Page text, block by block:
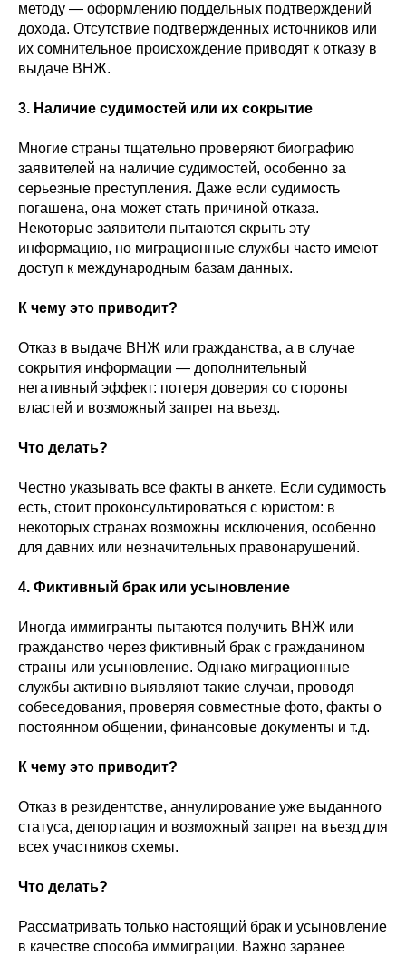
методу — оформлению поддельных подтверждений
дохода. Отсутствие подтвержденных источников или
их сомнительное происхождение приводят к отказу в
выдаче ВНЖ.
3. Наличие судимостей или их сокрытие
Многие страны тщательно проверяют биографию
заявителей на наличие судимостей, особенно за
серьезные преступления. Даже если судимость
погашена, она может стать причиной отказа.
Некоторые заявители пытаются скрыть эту
информацию, но миграционные службы часто имеют
доступ к международным базам данных.
К чему это приводит?
Отказ в выдаче ВНЖ или гражданства, а в случае
сокрытия информации — дополнительный
негативный эффект: потеря доверия со стороны
властей и возможный запрет на въезд.
Что делать?
Честно указывать все факты в анкете. Если судимость
есть, стоит проконсультироваться с юристом: в
некоторых странах возможны исключения, особенно
для давних или незначительных правонарушений.
4. Фиктивный брак или усыновление
Иногда иммигранты пытаются получить ВНЖ или
гражданство через фиктивный брак с гражданином
страны или усыновление. Однако миграционные
службы активно выявляют такие случаи, проводя
собеседования, проверяя совместные фото, факты о
постоянном общении, финансовые документы и т.д.
К чему это приводит?
Отказ в резидентстве, аннулирование уже выданного
статуса, депортация и возможный запрет на въезд для
всех участников схемы.
Что делать?
Рассматривать только настоящий брак и усыновление
в качестве способа иммиграции. Важно заранее